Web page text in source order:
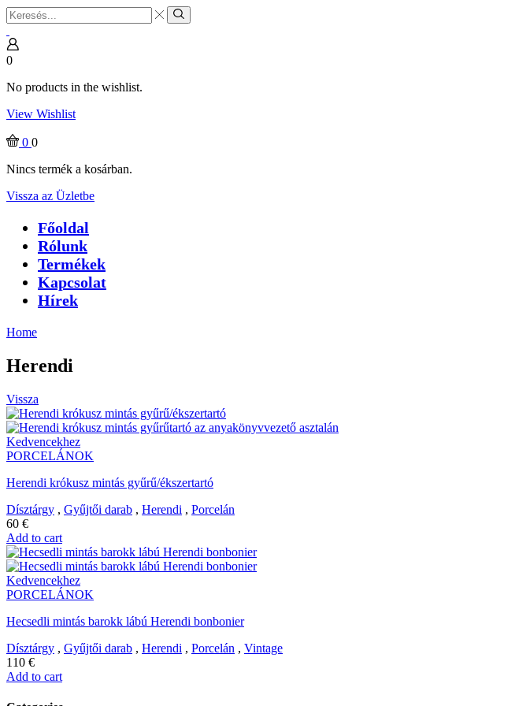
Search
input
Search
0
No products in the wishlist.
View Wishlist
0 0
Nincs termék a kosárban.
Vissza az Üzletbe
Főoldal
Rólunk
Termékek
Kapcsolat
Hírek
Home
Herendi
Vissza
Kedvencekhez
PORCELÁNOK
Herendi krókusz mintás gyűrű/ékszertartó
Dísztárgy , Gyűjtői darab , Herendi , Porcelán
60 €
Add to cart
Kedvencekhez
PORCELÁNOK
Hecsedli mintás barokk lábú Herendi bonbonier
Dísztárgy , Gyűjtői darab , Herendi , Porcelán , Vintage
110 €
Add to cart